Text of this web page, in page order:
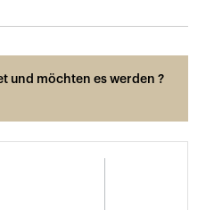
und möchten es werden ?